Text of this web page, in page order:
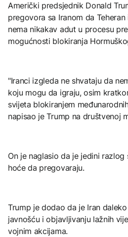
Američki predsjednik Donald
pregovora sa Iranom da
nema nikakav adut u procesu
mogućnosti blokiranja
"Iranci izgleda ne shvataju da
koju mogu da igraju, osim
svijeta blokiranjem
napisao je Trump na društvenoj
On je naglasio da je jedini
hoće da pregovaraju.
Trump je dodao da je Iran
javnošću i objavljivanju lažnih
vojnim akcijama.